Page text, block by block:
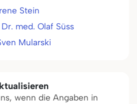
Stein
med. Olaf Süss
Mularski
wenn die Angaben in